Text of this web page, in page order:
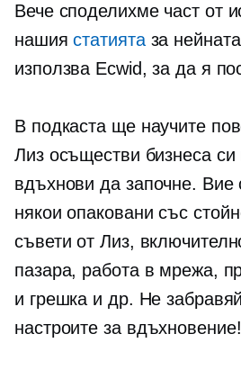
Вече споделихме част от
нашиястатиятаза
използва Ecwid, за да я
В подкаста ще научите
Лиз осъществи бизнеса си
вдъхнови да започне.
някоиопаковани със
съвети от Лиз,
пазара, работа в мрежа,
и грешка и др. Не
настроите за вдъхновение!